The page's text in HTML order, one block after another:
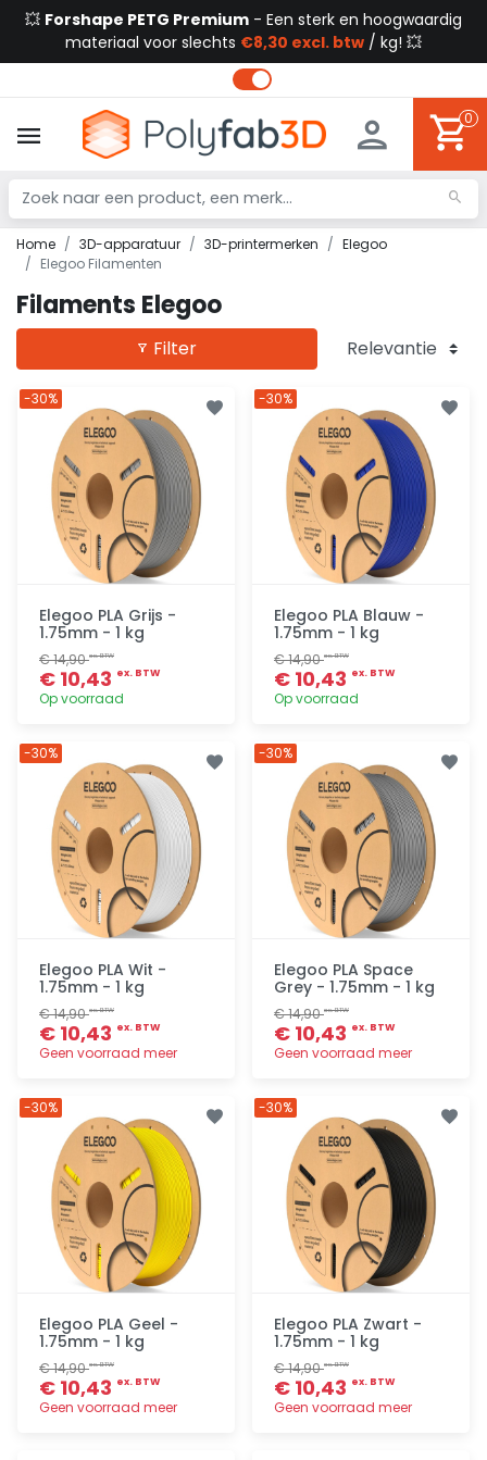
💥 Forshape PETG Premium - Een sterk en hoogwaardig
materiaal voor slechts €8,30 excl. btw / kg! 💥
0
Home 3D-apparatuur 3D-printermerken
Elegoo
Elegoo Filamenten
Filaments Elegoo
Filter
Elegoo PLA Grijs -
1.75mm - 1 kg
€ 14,90ex. BTW
€ 10,43 ex. BTW
Op voorraad
-30%
Elegoo PLA Blauw -
1.75mm - 1 kg
€ 14,90ex. BTW
€ 10,43 ex. BTW
Op voorraad
-30%
Elegoo PLA Wit -
1.75mm - 1 kg
€ 14,90ex. BTW
€ 10,43 ex. BTW
Geen voorraad meer
-30%
Elegoo PLA Space
Grey - 1.75mm - 1 kg
€ 14,90ex. BTW
€ 10,43 ex. BTW
Geen voorraad meer
-30%
Elegoo PLA Geel -
1.75mm - 1 kg
€ 14,90ex. BTW
€ 10,43 ex. BTW
Geen voorraad meer
-30%
Elegoo PLA Zwart -
1.75mm - 1 kg
€ 14,90ex. BTW
€ 10,43 ex. BTW
Geen voorraad meer
-30%